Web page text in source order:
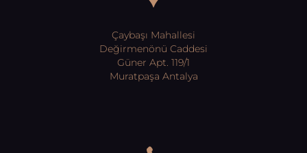
Çaybaşı Mahallesi
Değirmenönü Caddesi
Güner Apt. 119/1
Muratpaşa Antalya